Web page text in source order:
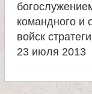
л
командного и
войск
23 июля 2013